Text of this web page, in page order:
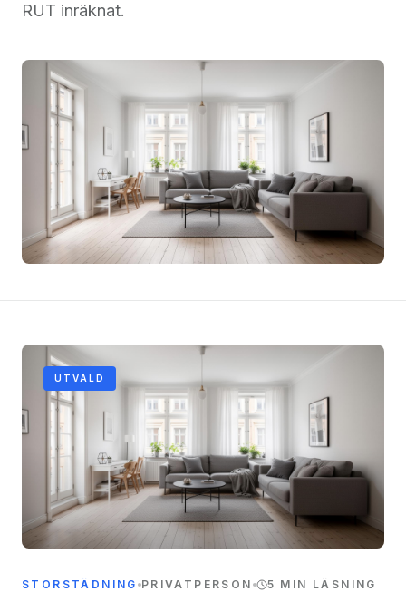
RUT inräknat.
UTVALD
STORSTÄDNING PRIVATPERSON 5 MIN LÄSNING